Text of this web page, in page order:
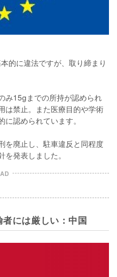
的に違法ですが、取り締まり
み15gまでの所持が認められ
は禁止。また医療目的や学術
認められています。
を廃止し、駐車違反と同程度
発表しました。
AD
には厳しい：中国